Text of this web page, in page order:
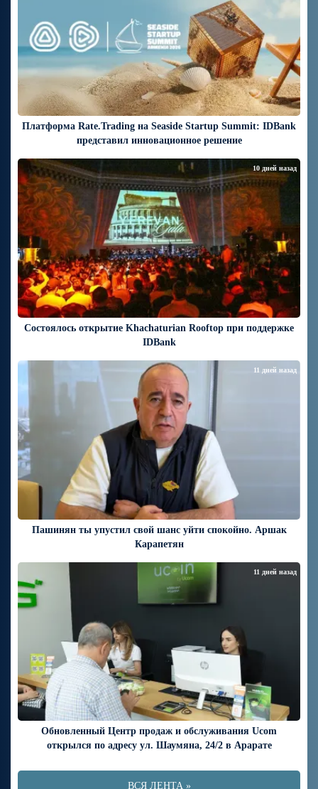
Платформа Rate.Trading на Seaside Startup Summit: IDBank
представил инновационное решение
Состоялось открытие Khachaturian Rooftop при поддержке
IDBank
10 дней назад
Пашинян ты упустил свой шанс уйти спокойно. Аршак
Карапетян
11 дней назад
Обновленный Центр продаж и обслуживания Ucom
открылся по адресу ул. Шаумяна, 24/2 в Арарате
11 дней назад
ВСЯ ЛЕНТА »